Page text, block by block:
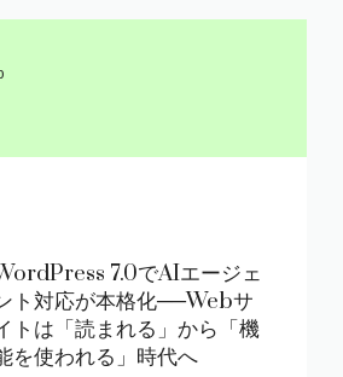
7.0でAIエージェ
ト対応が本格化──Webサ
トは「読まれる」から「機
を使われる」時代へ